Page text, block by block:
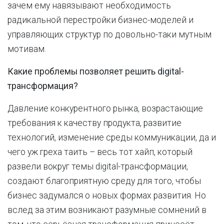
зачем ему навязывают необходимость
радикальной перестройки бизнес-моделей и
управляющих структур по довольно-таки мутным
мотивам.
Какие проблемы позволяет решить digital-
трансформация?
Давление конкурентного рынка, возрастающие
требования к качеству продукта, развитие
технологий, изменение среды коммуникации, да и
чего уж греха таить – весь тот хайп, который
развели вокруг темы digital-трансформации,
создают благоприятную среду для того, чтобы
бизнес задумался о новых формах развития. Но
вслед за этим возникают разумные сомнений в